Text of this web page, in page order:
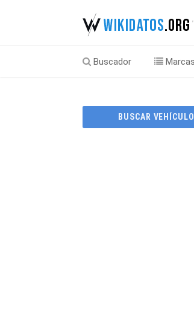
Buscador Marcas
BUSCAR VEHÍCULO